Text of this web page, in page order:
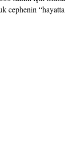
cephenin “hayatta